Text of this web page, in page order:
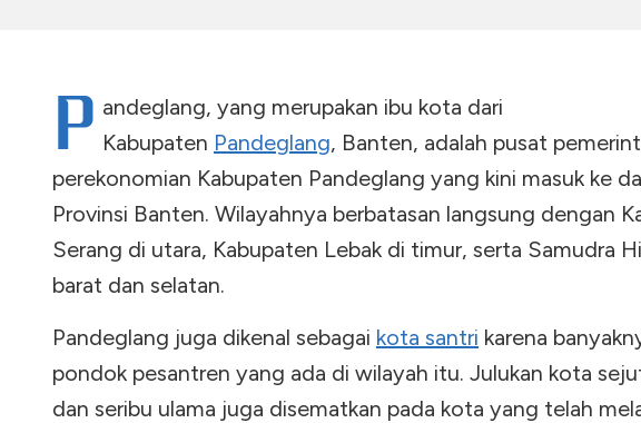
P andeglang, yang merupakan ibu kota dari
Kabupaten Pandeglang, Banten, adalah pusat
perekonomian Kabupaten Pandeglang yang kini masuk ke
Provinsi Banten. Wilayahnya berbatasan langsung dengan
Serang di utara, Kabupaten Lebak di timur, serta Samudra
barat dan selatan.
Pandeglang juga dikenal sebagai kota santri karena
pondok pesantren yang ada di wilayah itu. Julukan kota
dan seribu ulama juga disematkan pada kota yang telah